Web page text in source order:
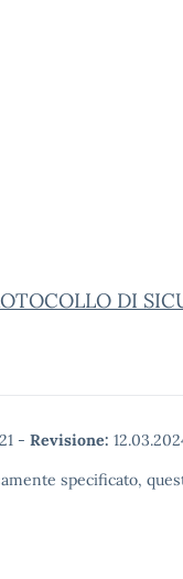
DI
- Revisione:
specificato,